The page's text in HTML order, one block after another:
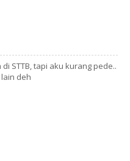
STTB, tapi aku kurang pede..
deh